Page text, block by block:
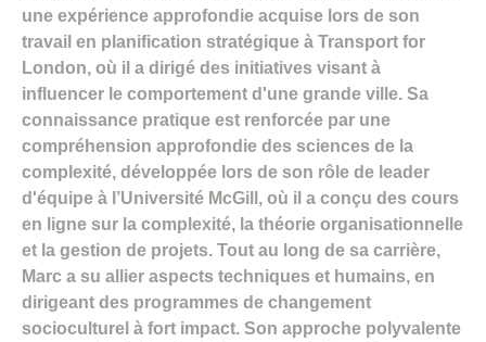
une expérience approfondie acquise lors de son
travail en planification stratégique à Transport for
London, où il a dirigé des initiatives visant à
influencer le comportement d'une grande ville. Sa
connaissance pratique est renforcée par une
compréhension approfondie des sciences de la
complexité, développée lors de son rôle de leader
d'équipe à l’Université McGill, où il a conçu des cours
en ligne sur la complexité, la théorie organisationnelle
et la gestion de projets. Tout au long de sa carrière,
Marc a su allier aspects techniques et humains, en
dirigeant des programmes de changement
socioculturel à fort impact. Son approche polyvalente